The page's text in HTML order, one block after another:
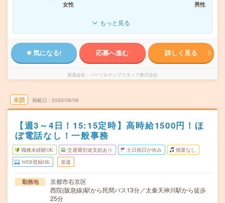
女性
男性
もっと見る
気になる! 応募へ進む 詳しく見る
派遣会社 パーソルテンプスタッフ株式会社
未読 掲載日 2026/08/06
【週3～4日！15:15定時】高時給1500円！ほ
ぼ電話なし！一般事務
職種未経験OK 交通費別途支給あり 土日祝日が休み 残業なし
WEB登録OK 派遣
勤務地
京都市右京区
西院(阪急線)駅から民間バス13分／太秦天神川駅から徒歩
25分